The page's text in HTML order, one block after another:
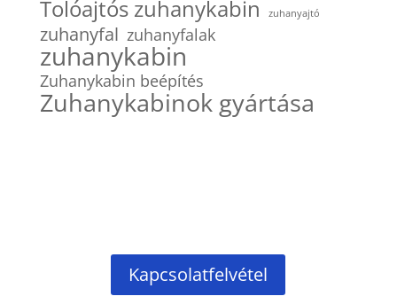
Tolóajtós zuhanykabin
zuhanyajtó
zuhanyfal zuhanyfalak
zuhanykabin
Zuhanykabin beépítés
Zuhanykabinok gyártása
Kapcsolatfelvétel